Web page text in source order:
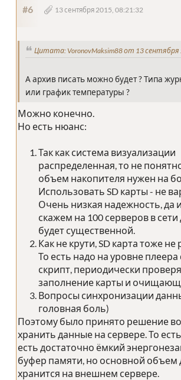
#6 13 сентября 2015, 08:21:32
Цитата: VoronovMaksim88 от 13 сентября
А архив писать можно будет ? Типа
или график температуры ?
Можно конечно.
Но есть нюанс:
Так как система визуализации
распределенная, то не
объем накопителя нужен на
Использовать SD карты - не
Очень низкая надежность, да
скажем на 100 серверов в сети
будет существенной.
Как не крути, SD карта тоже не
То есть надо на уровне плеера
скрипт, периодически
заполнение карты и
Вопросы синхронизации
головная боль)
Поэтому было принято решение
хранить данные на сервере. То
есть достаточно ёмкий
буфер памяти, но основной объем
хранится на внешнем сервере.